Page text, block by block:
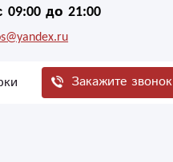
до 21:00
Закажите звонок